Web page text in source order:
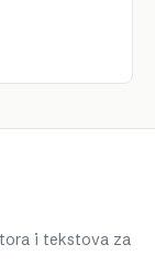
i tekstova za